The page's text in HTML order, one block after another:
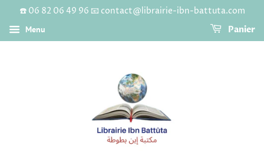
☎️ 06 82 06 49 96 📧 contact@librairie-ibn-battuta.com
Menu Panier